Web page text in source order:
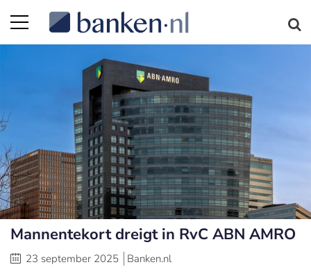
Mannentekort dreigt in RvC ABN AMRO
23 september 2025 Banken.nl